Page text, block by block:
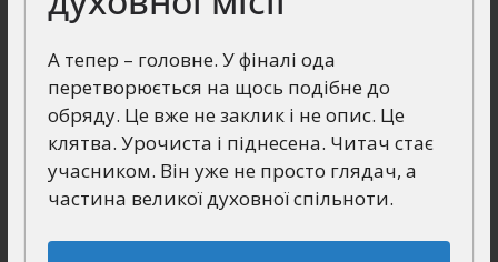
А тепер – головне. У фіналі ода
перетворюється на щось подібне до
обряду. Це вже не заклик і не опис. Це
клятва. Урочиста і піднесена. Читач стає
учасником. Він уже не просто глядач, а
частина великої духовної спільноти.